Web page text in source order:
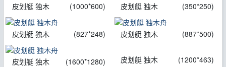
皮划艇 独木 (1000*600) 皮划艇 独木 (350*250)
皮划艇 独木 (827*248) 皮划艇 独木 (887*500)
皮划艇 独木 (1600*1280) 皮划艇 独木 (1200*463)